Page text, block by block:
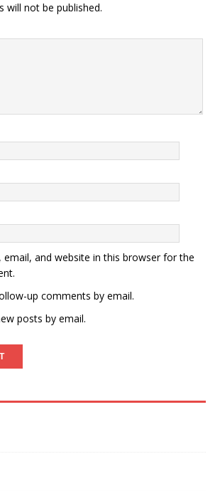
will not be published.
email, and website in this browser for the
up comments by email.
posts by email.